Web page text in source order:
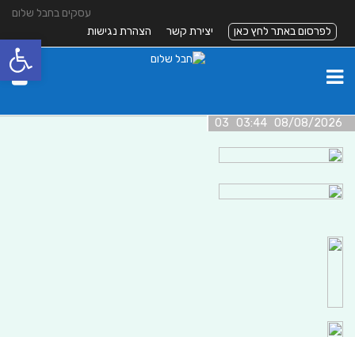
עסקים בחבל שלום
לפרסום באתר לחץ כאן
יצירת קשר הצהרת נגישות
08/08/2026 03:44 03
פתח